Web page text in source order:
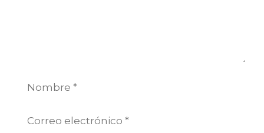
Nombre
Correo